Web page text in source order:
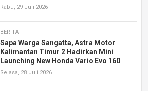
Rabu, 29 Juli 2026
BERITA
Sapa Warga Sangatta, Astra Motor
Kalimantan Timur 2 Hadirkan Mini
Launching New Honda Vario Evo 160
Selasa, 28 Juli 2026